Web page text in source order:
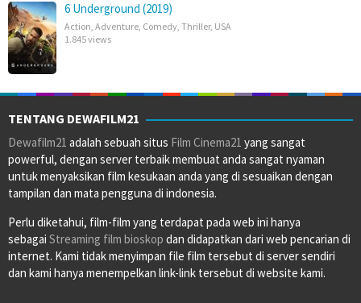
6 Underground (2019)
Action, Adventure, Comedy, Thriller, USA
1.845 views
TENTANG DEWAFILM21
Dewafilm21 adalah sebuah situs Film Cinema21 yang sangat
powerful, dengan server terbaik membuat anda sangat nyaman
untuk menyaksikan film kesukaan anda yang di sesuaikan dengan
tampilan dan mata pengguna di indonesia.
Perlu diketahui, film-film yang terdapat pada web ini hanya
sebagai Streaming film bioskop dan didapatkan dari web pencarian di
internet. Kami tidak menyimpan file film tersebut di server sendiri
dan kami hanya menempelkan link-link tersebut di website kami.